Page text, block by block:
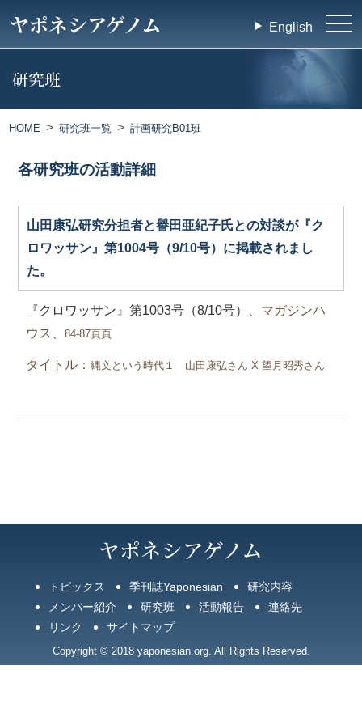
ヤポネシアゲノム English
研究班
HOME 研究班一覧 計画研究B01班
各研究班の活動詳細
山田康弘研究分担者と譽田亜紀子氏との対談が『ク
ロワッサン』第1004号（9/10号）に掲載されまし
た。
『クロワッサン』第1003号（8/10号）
、マガジンハ
ウス、84-87頁頁
タイトル：縄文という時代１ 山田康弘さん X望月昭秀さん
ヤポネシアゲノム
トピックス 季刊誌Yaponesian
研究内容
メンバー紹介
研究班 活動報告
連絡先
リンク
サイトマップ
Copyright © 2018 yaponesian.org. All Rights Reserved.